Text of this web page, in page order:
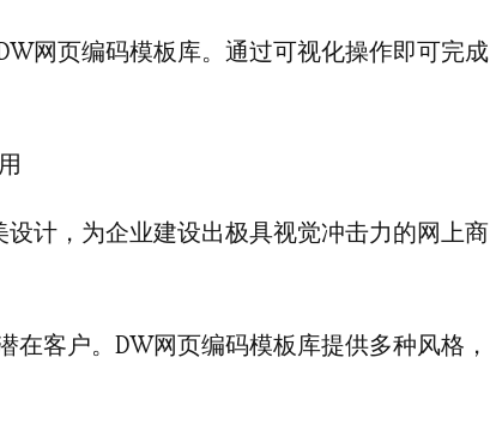
网页编码模板库。通过可视化操作即可完成
计，为企业建设出极具视觉冲击力的网上商
客户。DW网页编码模板库提供多种风格，